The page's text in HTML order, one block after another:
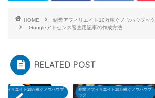
HOME
副業アフィリエイト10万稼ぐノウハウブック
Googleアドセンス審査用記事の作成方法
RELATED POST
フィリエイト10万稼ぐノウハウブ
副業アフィリエイト10万稼ぐノウハウブ
ック